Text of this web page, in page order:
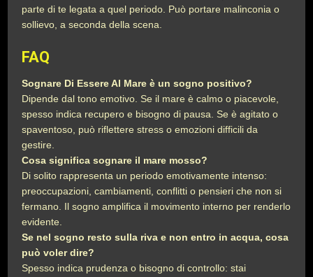
parte di te legata a quel periodo. Può portare malinconia o
sollievo, a seconda della scena.
FAQ
Sognare Di Essere Al Mare è un sogno positivo?
Dipende dal tono emotivo. Se il mare è calmo o piacevole,
spesso indica recupero e bisogno di pausa. Se è agitato o
spaventoso, può riflettere stress o emozioni difficili da
gestire.
Cosa significa sognare il mare mosso?
Di solito rappresenta un periodo emotivamente intenso:
preoccupazioni, cambiamenti, conflitti o pensieri che non si
fermano. Il sogno amplifica il movimento interno per renderlo
evidente.
Se nel sogno resto sulla riva e non entro in acqua, cosa
può voler dire?
Spesso indica prudenza o bisogno di controllo: stai